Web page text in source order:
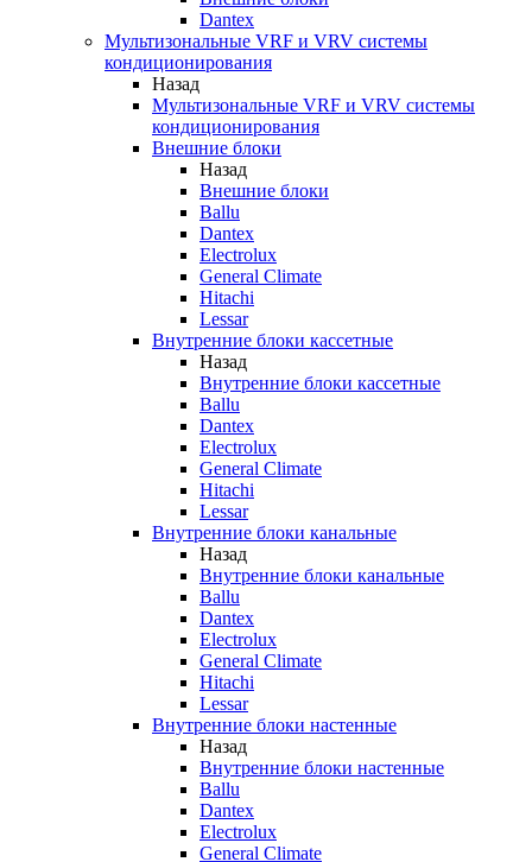
Dantex
Мультизональные VRF и VRV системы
кондиционирования
Назад
Мультизональные VRF и VRV системы
кондиционирования
Внешние блоки
Назад
Внешние блоки
Ballu
Dantex
Electrolux
General Climate
Hitachi
Lessar
Внутренние блоки кассетные
Назад
Внутренние блоки кассетные
Ballu
Dantex
Electrolux
General Climate
Hitachi
Lessar
Внутренние блоки канальные
Назад
Внутренние блоки канальные
Ballu
Dantex
Electrolux
General Climate
Hitachi
Lessar
Внутренние блоки настенные
Назад
Внутренние блоки настенные
Ballu
Dantex
Electrolux
General Climate